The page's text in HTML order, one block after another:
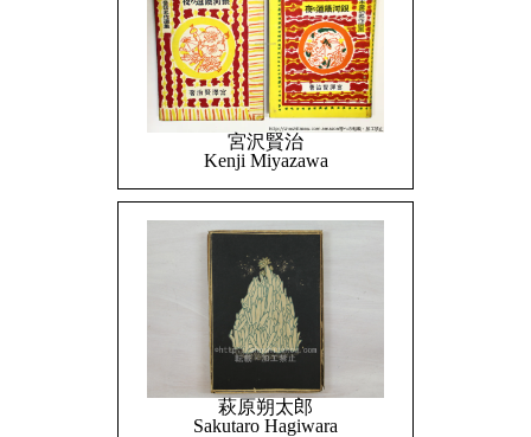
宮沢賢治
Kenji Miyazawa
萩原朔太郎
Sakutaro Hagiwara